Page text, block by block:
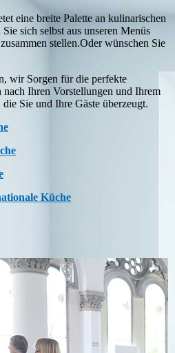
eine breite Palette an kulinarischen
sich selbst aus unseren Menüs
stellen.Oder wünschen Sie
wir Sorgen für die perfekte
Ihren Vorstellungen und Ihrem
Sie und Ihre Gäste überzeugt.
Küche